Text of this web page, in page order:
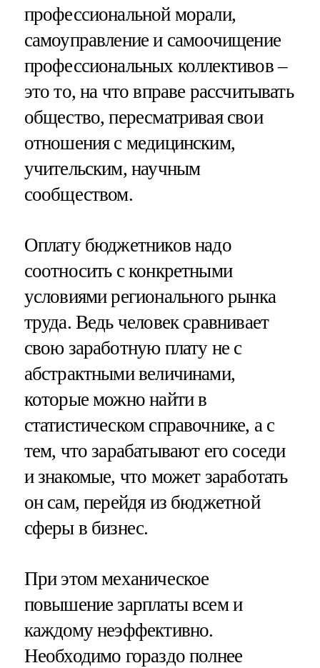
профессиональной морали,
самоуправление и самоочищение
профессиональных коллективов –
это то, на что вправе рассчитывать
общество, пересматривая свои
отношения с медицинским,
учительским, научным
сообществом.
Оплату бюджетников надо
соотносить с конкретными
условиями регионального рынка
труда. Ведь человек сравнивает
свою заработную плату не с
абстрактными величинами,
которые можно найти в
статистическом справочнике, а с
тем, что зарабатывают его соседи
и знакомые, что может заработать
он сам, перейдя из бюджетной
сферы в бизнес.
При этом механическое
повышение зарплаты всем и
каждому неэффективно.
Необходимо гораздо полнее